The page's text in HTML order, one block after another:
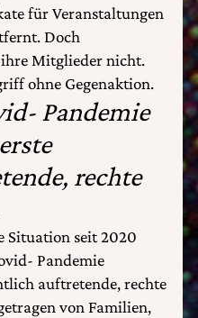
für Veranstaltungen
Doch
ihre Mitglieder nicht.
ohne Gegenaktion.
Pandemie
rechte
Situation seit 2020
Pandemie
auftretende, rechte
von Familien,